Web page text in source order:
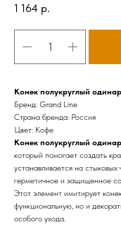
1 164 р.
Конек полукруглый
Бренд: Grand Line
Страна бренда: Россия
Цвет: Кофе
Конек полукруглый
который помогает создать
устанавливается на стыковых
герметичное и защищенное
Этот элемент имитирует
функциональную, но и
особого ухода.